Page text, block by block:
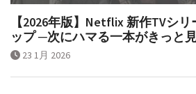
【2026年版】Netflix 新作TVシ
ップ ─次にハマる一本がきっと
23 1月 2026